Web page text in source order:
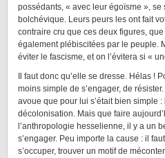
possédants, « avec leur égoïsme »,
bolchévique. Leurs peurs les ont fait
contraire cru que ces deux figures,
également plébiscitées par le peuple.
éviter le fascisme, et on l’évitera si «
Il faut donc qu’elle se dresse. Hélas !
moins simple de s’engager, de
avoue que pour lui s’était bien simple
décolonisation. Mais que faire
l’anthropologie hesselienne, il y a un
s’engager. Peu importe la cause : il
s’occuper, trouver un motif de